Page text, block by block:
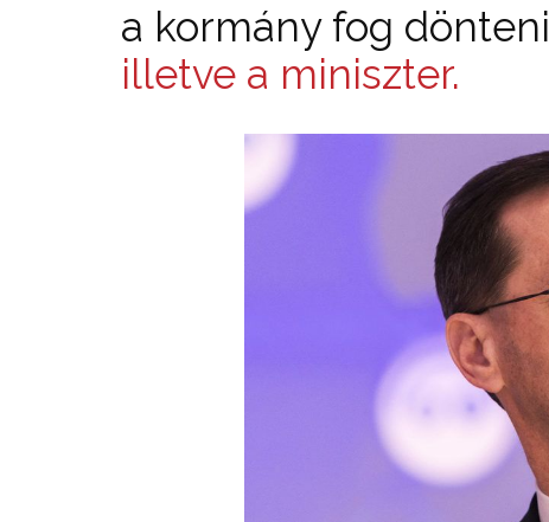
a kormány fog dönteni
illetve a miniszter.